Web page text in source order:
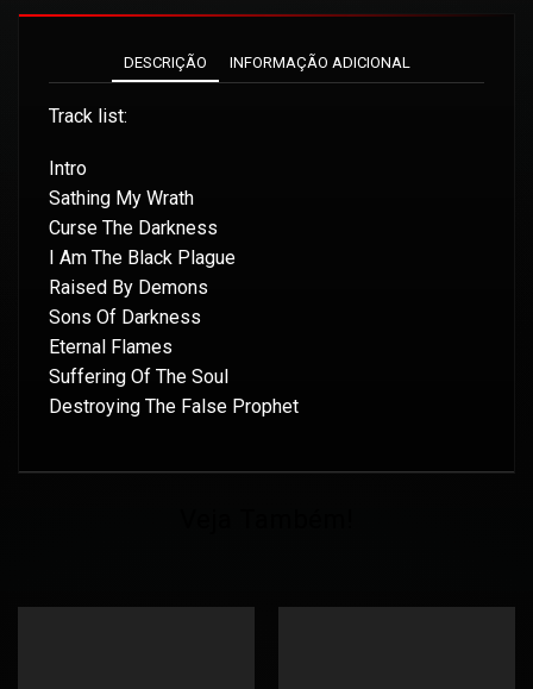
DESCRIÇÃO INFORMAÇÃO ADICIONAL
Track list:
Intro
Sathing My Wrath
Curse The Darkness
I Am The Black Plague
Raised By Demons
Sons Of Darkness
Eternal Flames
Suffering Of The Soul
Destroying The False Prophet